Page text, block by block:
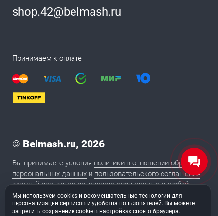
shop.42@belmash.ru
Принимаем к оплате
© Belmash.ru, 2026
Вы принимаете условия политики в отношении обработки
персональных данных и пользовательского соглашения
каждый раз, когда оставляете свои данные в любой
форме обратной связи на сайте BELMASH.RU
Мы используем cookies и рекомендательные технологии для
персонализации сервисов и удобства пользователей. Вы можете
запретить сохранение cookie в настройках своего браузера.